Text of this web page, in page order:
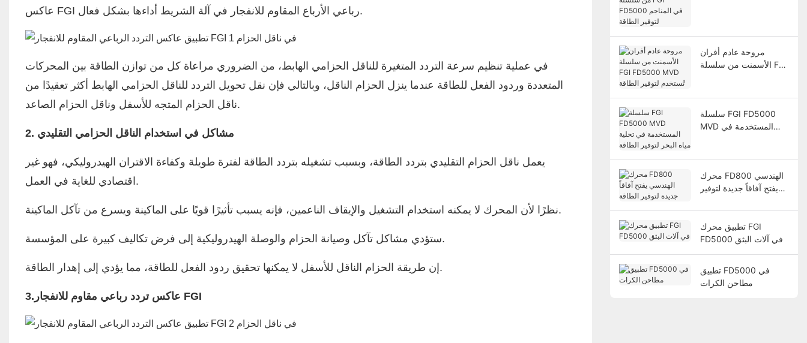
عاكس FGI رباعي الأرباع المقاوم للانفجارفي آلة الشريط أداءها بشكل فعال.
في عملية تنظيم سرعة التردد المتغيرة للناقل الحزامي الهابط، من الضروري مراعاة كل من توازن الطاقة بين المحركات
المتعددة وردود الفعل للطاقة عندما ينزل الحزام الناقل، وبالتالي فإن نقل تحويل التردد للناقل الحزامي الهابط أكثر تعقيدًا من
ناقل الحزام المتجه للأسفل وناقل الحزام الصاعد.
2. مشاكل في استخدام الناقل الحزامي التقليدي
يعمل ناقل الحزام التقليدي بتردد الطاقة، وبسبب تشغيله بتردد الطاقة لفترة طويلة وكفاءة الاقتران الهيدروليكي، فهو غير
اقتصادي للغاية في العمل.
نظرًا لأن المحرك لا يمكنه استخدام التشغيل والإيقاف الناعمين، فإنه يسبب تأثيرًا قويًا على الماكينة ويسرع من تآكل الماكينة.
ستؤدي مشاكل تآكل وصيانة الحزام والوصلة الهيدروليكية إلى فرض تكاليف كبيرة على المؤسسة.
إن طريقة الحزام الناقل للأسفل لا يمكنها تحقيق ردود الفعل للطاقة، مما يؤدي إلى إهدار الطاقة.
3. عاكس تردد رباعي مقاوم للانفجار FGI
مروحة عادم أفران
الأسمنت من سلسلة FGI
سلسلة FGI FD5000
MVD المستخدمة في
محرك FD800 الهندسي
يفتح آفاقاً جديدة لتوفير
تطبيق محرك FGI
FD5000 في آلات البثق
تطبيق FD5000 في
مطاحن الكرات